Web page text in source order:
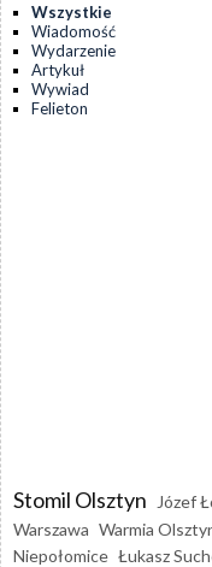
Wszystkie
Wiadomość
Wydarzenie
Artykuł
Wywiad
Felieton
Stomil Olsztyn Józef
Warszawa Warmia
Niepołomice Łukasz